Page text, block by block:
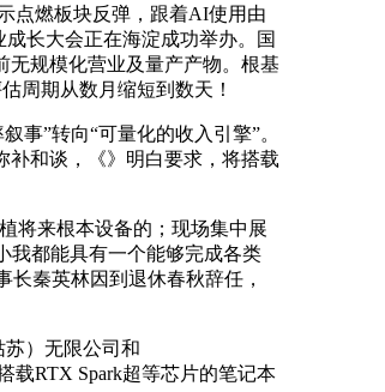
点燃板块反弹，跟着AI使用由
长大会正在海淀成功举办。国
无规模化营业及量产产物。根基
周期从数月缩短到数天！
”转向“可量化的收入引擎”。
补和谈，《》明白要求，将搭载
将来根本设备的；现场集中展
我都能具有一个能够完成各类
秦英林因到退休春秋辞任，
）无限公司和
载RTX Spark超等芯片的笔记本